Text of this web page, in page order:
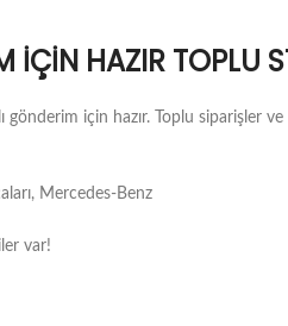
İÇIN HAZIR TOPLU
gönderim için hazır. Toplu siparişler
, Mercedes-Benz
var!